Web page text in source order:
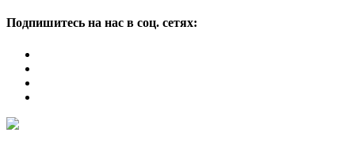
Подпишитесь на нас в соц. сетях: